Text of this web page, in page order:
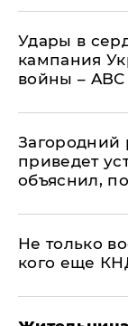
Удары в
кампания
войны – ABC
Загородний
приведет
объяснил,
Не только
кого еще